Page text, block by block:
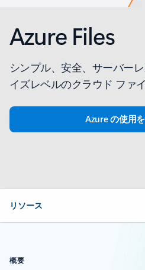
Azure Files
シンプル、安全、サーバー
イズレベルのクラウド ファイ
Azure の使用
リソース
概要